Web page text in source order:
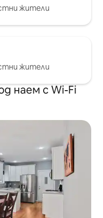
жители
жители
наем с Wi-Fi